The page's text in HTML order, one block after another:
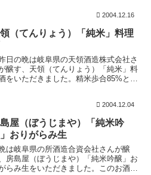
う」さんにいただいたものです。感謝
立ち香は、...
2004.12.16
（てんりょう）「純米」料理
日の晩は岐阜県の天領酒造株式会社さ
醸す、天領（てんりょう）「純米」料
をいただきました。精米歩合85%と言
ことで開発されたそうです。 人肌に燗
いただ...
2004.12.04
屋（ぼうじまや）「純米吟
おりがらみ生
は岐阜県の所酒造合資会社さんが醸
房島屋（ぼうじまや）「純米吟醸」お
らみ生をいただきました。このお酒は